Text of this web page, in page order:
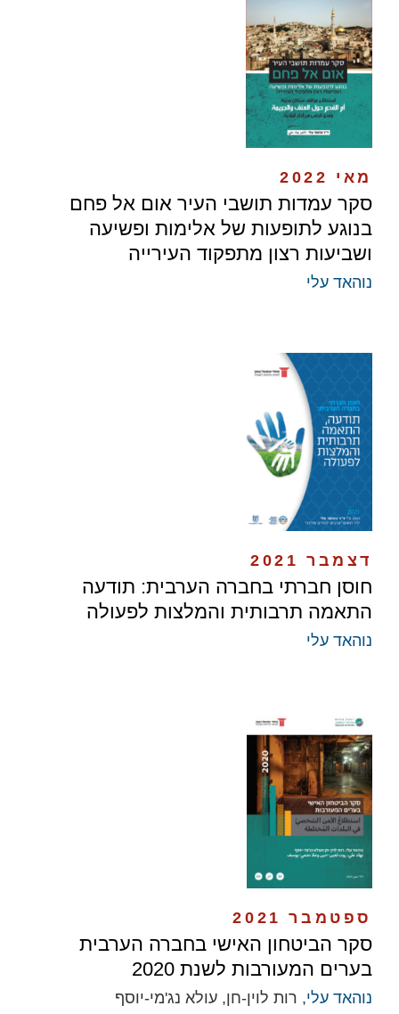
מאי 2022
סקר עמדות תושבי העיר אום אל פחם
בנוגע לתופעות של אלימות ופשיעה
ושביעות רצון מתפקוד העירייה
נוהאד עלי
דצמבר 2021
חוסן חברתי בחברה הערבית: תודעה
התאמה תרבותית והמלצות לפעולה
נוהאד עלי
ספטמבר 2021
סקר הביטחון האישי בחברה הערבית
בערים המעורבות לשנת 2020
נוהאד עלי, רות לוין-חן, עולא נג'מי-יוסף